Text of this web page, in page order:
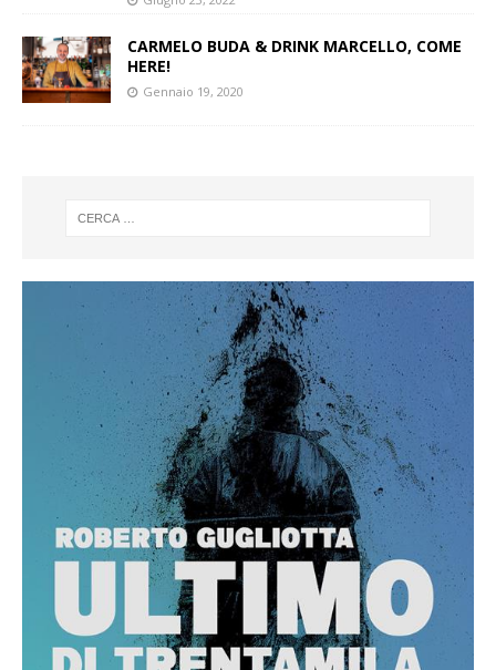
CARMELO BUDA & DRINK MARCELLO, COME
HERE!
Gennaio 19, 2020